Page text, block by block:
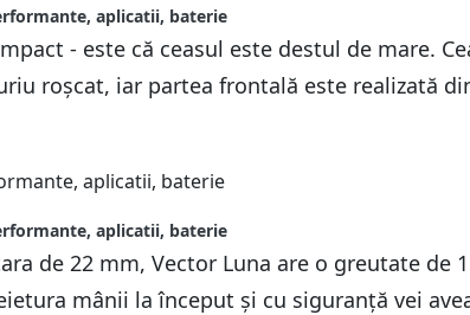
aplicatii, baterie
- este că ceasul este destul de mare.
roșcat, iar partea frontală este realizată
aplicatii, baterie
de 22 mm, Vector Luna are o greutate de
mânii la început și cu siguranță vei